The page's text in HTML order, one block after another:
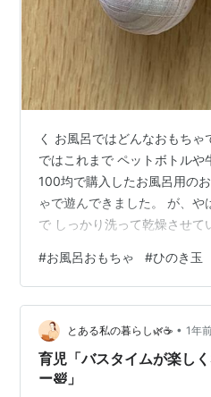
く お風呂ではどんなおもち
ではこれまで ペットボトルや
100均で購入したお風呂用の
ゃで遊んできました。 が、
で しっかり洗って乾燥させて
が難しいなぁ。と思っていま
理が楽で、 工夫すればいろん
を見つけました。 ひのき玉
てひのきの香りを楽しむもの
入しました。 が、子どもも気
方を考案して遊…
#お風呂おもちゃ #ひのき玉
とある私の暮らし🌿☕️ • 1年
育児「バスタイムが楽し
ー🛀」